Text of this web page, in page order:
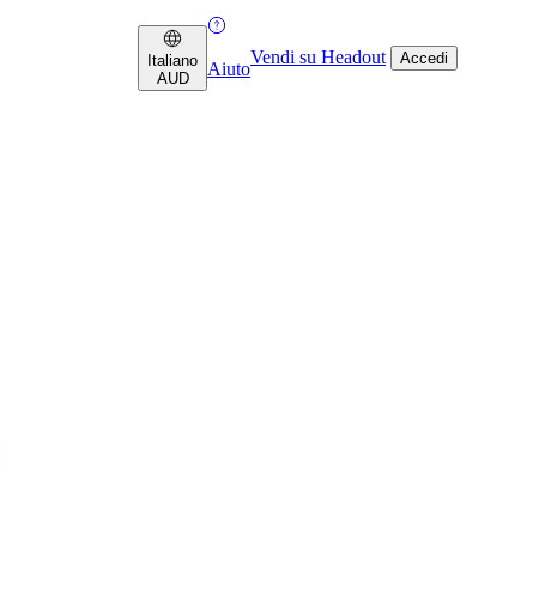
Italiano
AUD
Aiuto
Vendi su Headout Accedi